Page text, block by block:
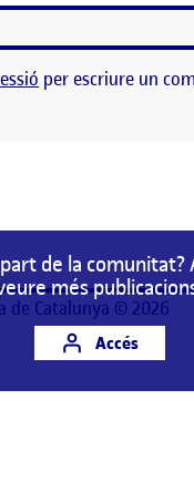
per escriure un
de la comunitat?
més
Accés
de Catalunya © 2026